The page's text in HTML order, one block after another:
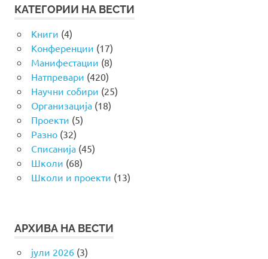
КАТЕГОРИИ НА ВЕСТИ
Книги (4)
Конференции (17)
Манифестации (8)
Натпревари (420)
Научни собири (25)
Организација(18)
Проекти (5)
Разно(32)
Списанија(45)
Школи (68)
Школи и проекти (13)
АРХИВА НА ВЕСТИ
јули 2026(3)